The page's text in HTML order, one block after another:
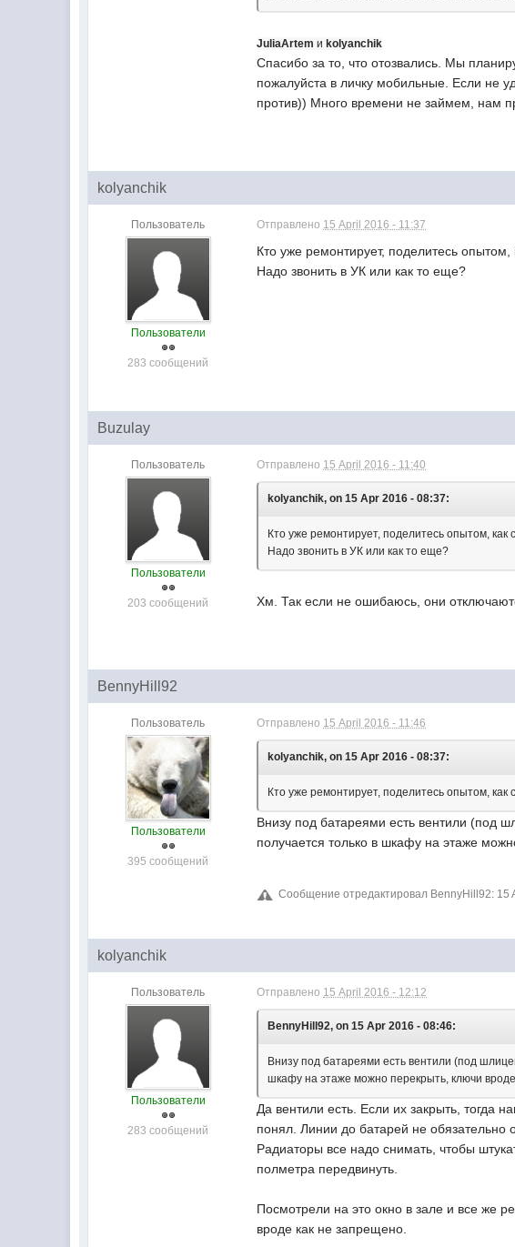
JuliaArtemи kolyanchik
Спасибо за то, что отозвались. Мы
пожалуйста в личку мобильные. Если не
против)) Много времени не займем, нам
kolyanchik
Пользователь
Пользователи
283 сообщений
Отправлено 15 April 2016 - 11:37
Кто уже ремонтирует, поделитесь опытом,
Надо звонить в УК или как то еще?
Buzulay
Пользователь
Пользователи
203 сообщений
Отправлено 15 April 2016 - 11:40
kolyanchik, on 15 Apr 2016 - 08:37:
Кто уже ремонтирует, поделитесь опытом, как
Надо звонить в УК или как то еще?
Хм. Так если не ошибаюсь, они
BennyHill92
Пользователь
Пользователи
395 сообщений
Отправлено 15 April 2016 - 11:46
kolyanchik, on 15 Apr 2016 - 08:37:
Кто уже ремонтирует, поделитесь опытом,
Внизу под батареями есть вентили (под
получается только в шкафу на этаже
Сообщение отредактировал BennyHill92: 15
kolyanchik
Пользователь
Пользователи
283 сообщений
Отправлено 15 April 2016 - 12:12
BennyHill92, on 15 Apr 2016 - 08:46:
Внизу под батареями есть вентили (под
шкафу на этаже можно перекрыть, ключи
Да вентили есть. Если их закрыть, тогда
понял. Линии до батарей не обязательно
Радиаторы все надо снимать, чтобы
полметра передвинуть.
Посмотрели на это окно в зале и все же
вроде как не запрещено.